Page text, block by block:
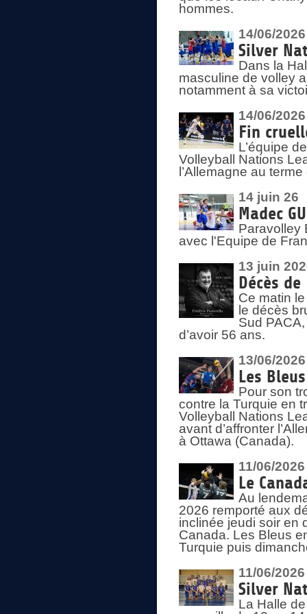
hommes.
14/06/2026
Silver
Dans la
masculine de volley
notamment à sa
14/06/2026
Fin
L’équipe
Volleyball Nations
l’Allemagne au
14 juin 26
Madec
Paravolley
avec l'Equipe de
13 juin
Décès de
Ce matin
le décès
Sud
d’avoir 56 ans.
13/06/2026
Les
Pour son
contre la Turquie en
Volleyball Nations
avant d’affronter
à Ottawa (Canada).
11/06/2026
Le
Au
2026 remporté aux
inclinée jeudi soir en
Canada. Les Bleus
Turquie puis
11/06/2026
Silver
La Halle